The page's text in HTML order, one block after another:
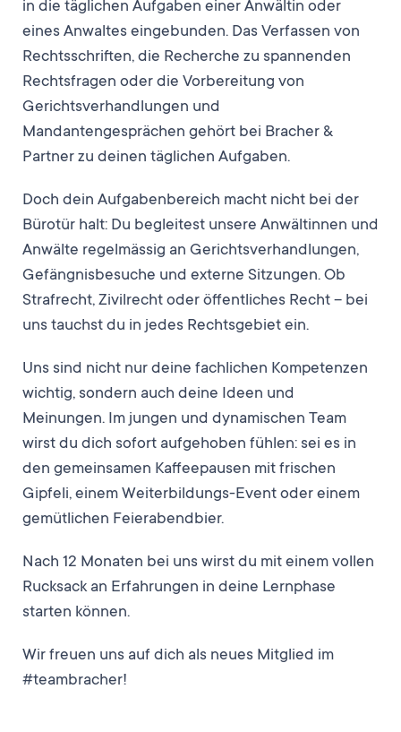
in die täglichen Aufgaben einer Anwältin oder
eines Anwaltes eingebunden. Das Verfassen von
Rechtsschriften, die Recherche zu spannenden
Rechtsfragen oder die Vorbereitung von
Gerichtsverhandlungen und
Mandantengesprächen gehört bei Bracher &
Partner zu deinen täglichen Aufgaben.
Doch dein Aufgabenbereich macht nicht bei der
Bürotür halt: Du begleitest unsere Anwältinnen und
Anwälte regelmässig an Gerichtsverhandlungen,
Gefängnisbesuche und externe Sitzungen. Ob
Strafrecht, Zivilrecht oder öffentliches Recht – bei
uns tauchst du in jedes Rechtsgebiet ein.
Uns sind nicht nur deine fachlichen Kompetenzen
wichtig, sondern auch deine Ideen und
Meinungen. Im jungen und dynamischen Team
wirst du dich sofort aufgehoben fühlen: sei es in
den gemeinsamen Kaffeepausen mit frischen
Gipfeli, einem Weiterbildungs-Event oder einem
gemütlichen Feierabendbier.
Nach 12 Monaten bei uns wirst du mit einem vollen
Rucksack an Erfahrungen in deine Lernphase
starten können.
Wir freuen uns auf dich als neues Mitglied im
#teambracher!